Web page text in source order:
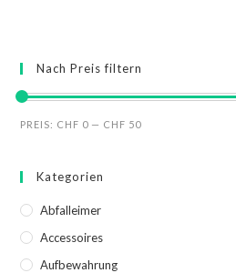
Nach Preis filtern
PREIS: CHF 0 — CHF 50
Kategorien
Abfalleimer
Accessoires
Aufbewahrung